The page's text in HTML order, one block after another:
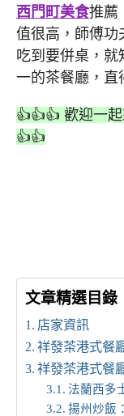
西門町美食推薦
值很高，師傅功
吃到要併桌，就
一的茶餐廳，直
👍👍👍 歡迎一
👍👍
文章精選目錄
店家資訊
祥發茶港式餐
祥發茶港式餐
法蘭西多
揚州炒飯